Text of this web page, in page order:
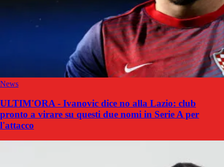
News
ULTIM'ORA - Ivanovic dice no alla Lazio: club
pronto a virare su questi due nomi in Serie A per
l'attacco